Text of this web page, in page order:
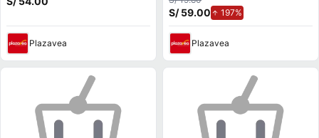
Plazavea
S/ 59.00 197%
Plazavea